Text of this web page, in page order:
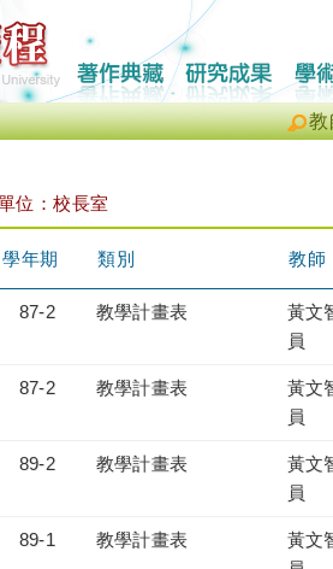
教
位：校長室
學年期 類別 教師
87-2 教學計畫表
黃文
員
87-2 教學計畫表
黃文
員
89-2 教學計畫表
黃文
員
89-1 教學計畫表
黃文